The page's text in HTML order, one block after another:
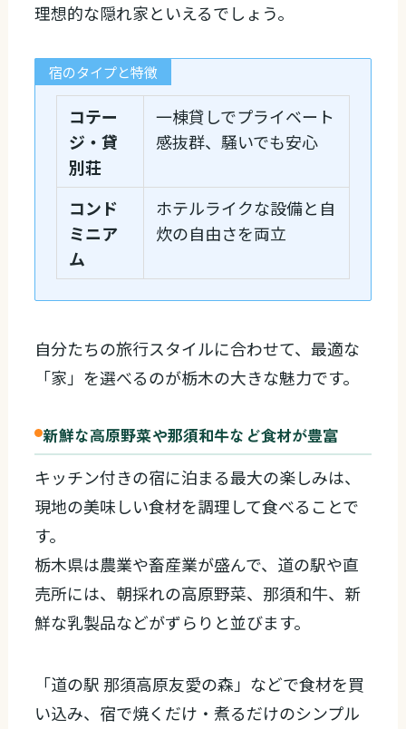
理想的な隠れ家といえるでしょう。
宿のタイプと特徴
コテー
ジ・貸
別荘
一棟貸しでプライベート
感抜群、騒いでも安心
コンド
ミニア
ム
ホテルライクな設備と自
炊の自由さを両立
自分たちの旅行スタイルに合わせて、最適な
「家」を選べるのが栃木の大きな魅力です。
新鮮な高原野菜や那須和牛など食材が豊富
キッチン付きの宿に泊まる最大の楽しみは、
現地の美味しい食材を調理して食べることで
す。
栃木県は農業や畜産業が盛んで、道の駅や直
売所には、朝採れの高原野菜、那須和牛、新
鮮な乳製品などがずらりと並びます。
「道の駅 那須高原友愛の森」などで食材を買
い込み、宿で焼くだけ・煮るだけのシンプル